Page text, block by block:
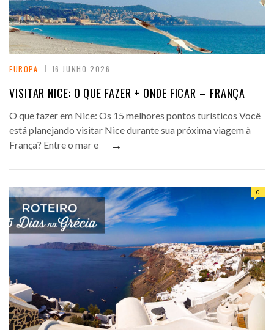
EUROPA 16 JUNHO 2026
VISITAR NICE: O QUE FAZER + ONDE FICAR – FRANÇA
O que fazer em Nice: Os 15 melhores pontos turísticos Você
está planejando visitar Nice durante sua próxima viagem à
França? Entre o mar e
→
0